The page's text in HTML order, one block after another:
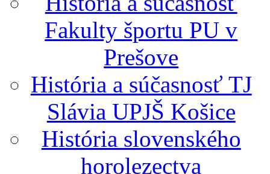
Fakulty športu PU v
Prešove
História a súčasnosť TJ
Slávia UPJŠ Košice
História slovenského
horolezectva